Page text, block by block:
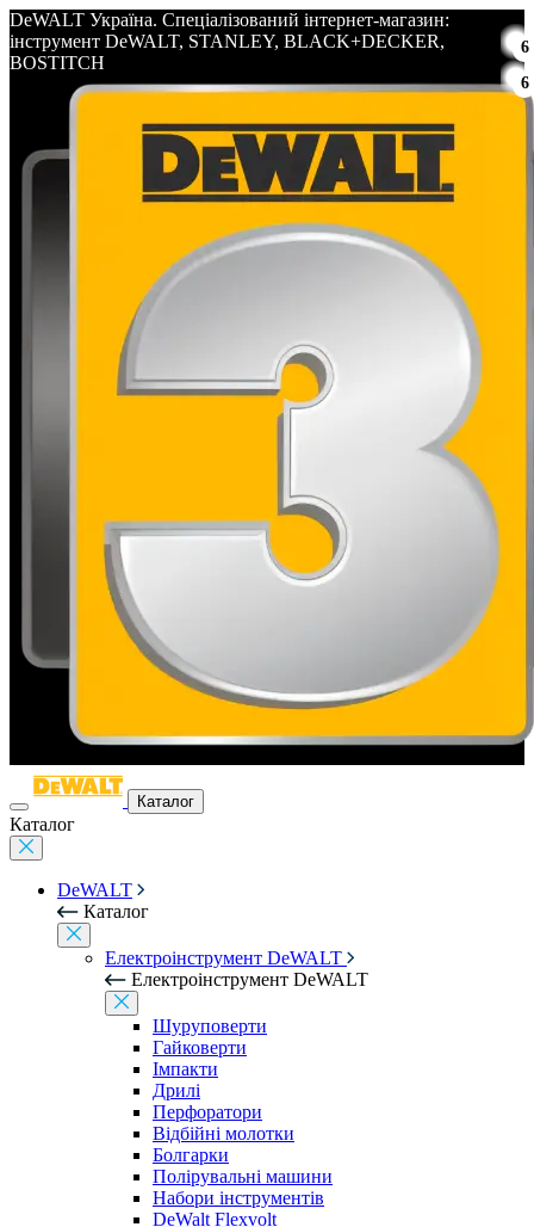
DeWALT Україна. Спеціалізований інтернет-магазин:
інструмент DeWALT, STANLEY, BLACK+DECKER,
BOSTITCH
Каталог
Каталог
DeWALT
Каталог
Електроінструмент DeWALT
Електроінструмент DeWALT
Шуруповерти
Гайковерти
Імпакти
Дрилі
Перфоратори
Відбійні молотки
Болгарки
Полірувальні машини
Набори інструментів
DeWalt Flexvolt
6
6